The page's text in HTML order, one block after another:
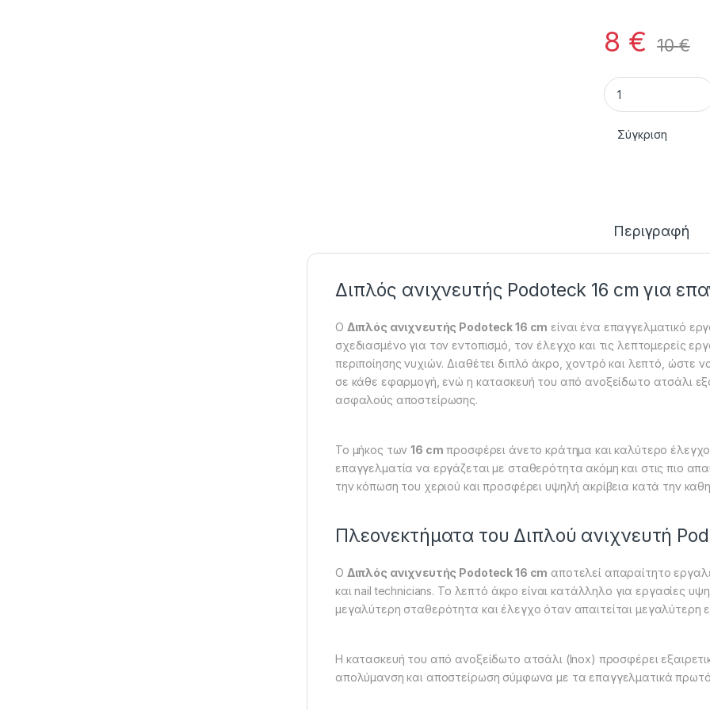
8 € 10€
Διπλός
Σύγκριση
Περιγραφή
Διπλός ανιχνευτής Podoteck 16 cm για
Ο Διπλός ανιχνευτής Podoteck 16 cm είναι ένα επαγγελματικό
σχεδιασμένο για τον εντοπισμό, τον έλεγχο και τις λεπτομερείς
περιποίησης νυχιών. Διαθέτει διπλό άκρο, χοντρό και λεπτό, ώστε
σε κάθε εφαρμογή, ενώ η κατασκευή του από ανοξείδωτο ατσάλι
ασφαλούς αποστείρωσης.
Το μήκος των16 cm προσφέρει άνετο κράτημα και καλύτερο
επαγγελματία να εργάζεται με σταθερότητα ακόμη και στις πιο
την κόπωση του χεριού και προσφέρει υψηλή ακρίβεια κατά την
Πλεονεκτήματα του Διπλού ανιχνευτή
Ο Διπλός ανιχνευτής Podoteck 16 cm αποτελεί απαραίτητο
και nail technicians. Το λεπτό άκρο είναι κατάλληλο για εργασίες
μεγαλύτερη σταθερότητα και έλεγχο όταν απαιτείται μεγαλύτερη
Η κατασκευή του από ανοξείδωτο ατσάλι (Inox) προσφέρει
απολύμανση και αποστείρωση σύμφωνα με τα επαγγελματικά